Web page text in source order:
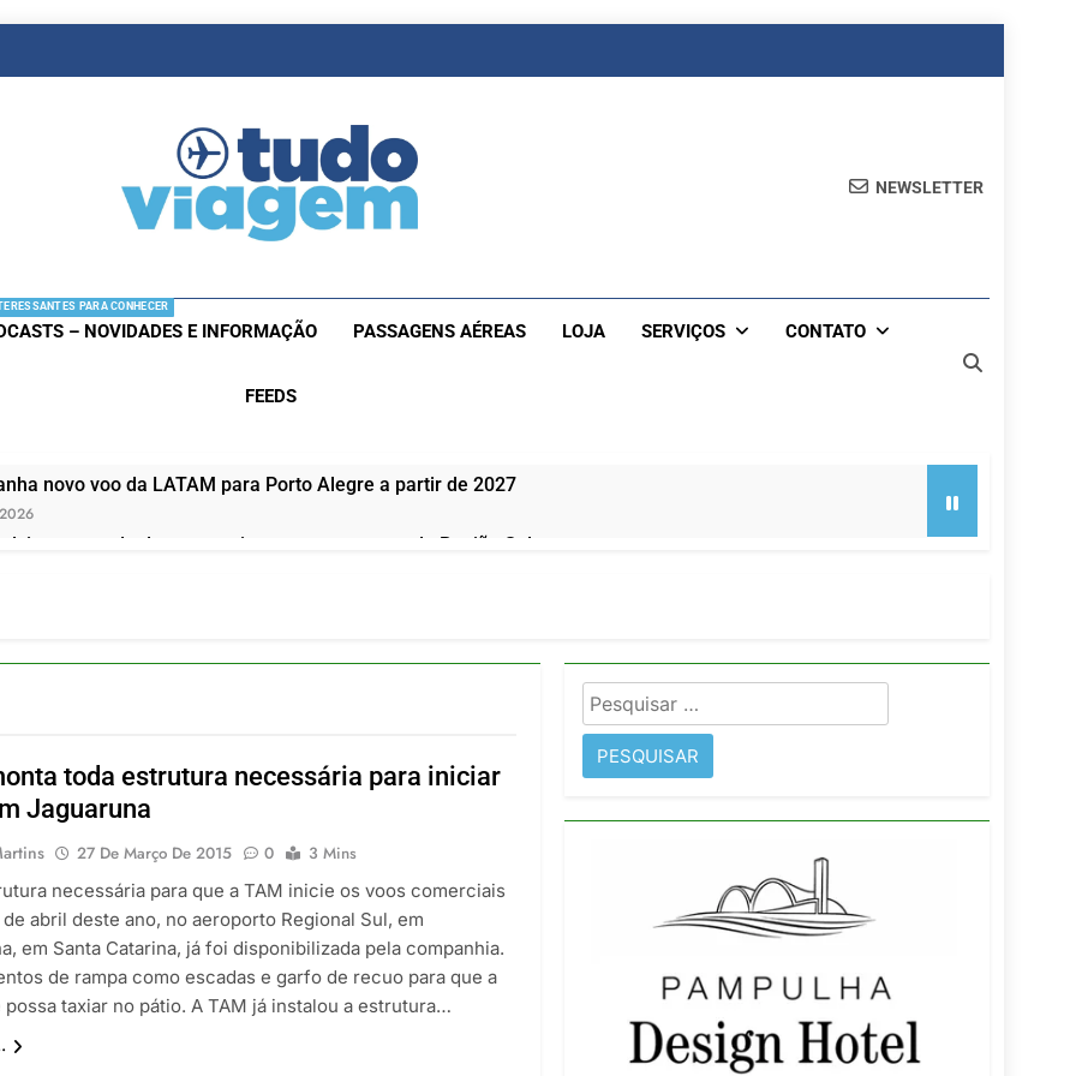
NEWSLETTER
PARA CONHECER
– NOVIDADES E INFORMAÇÃO PASSAGENS AÉREAS LOJA SERVIÇOS CONTATO
FEEDS
novo voo da LATAM para Porto Alegre a partir de 2027
recorde de passageiros nos aeroportos da Região Sul
carreira internacional, Marc Balanger assume comando do Wyndham São Paulo Ibirapuera
voos diretos entre Porto Alegre e Montevidéu em dezembro
toda estrutura necessária para iniciar
Jaguaruna
27 De Março De 2015 0
3 Mins
necessária para que a TAM inicie os voos comerciais
de abril deste ano, no aeroporto Regional Sul, em
em Santa Catarina, já foi disponibilizada pela companhia.
de rampa como escadas e garfo de recuo para que a
possa taxiar no pátio. A TAM já instalou a estrutura…
Pesquisar
por: